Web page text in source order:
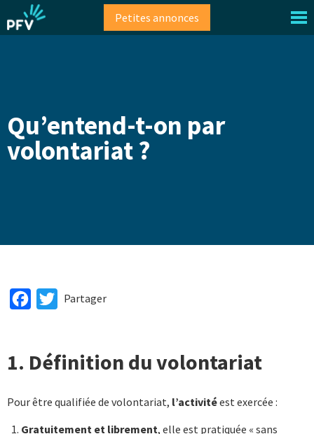
au
contenu
Petites annonces
Qu’entend-t-on par
volontariat ?
FacebookTwitter
Partager
1. Définition du volontariat
Pour être qualifiée de volontariat, l’activitéest exercée :
Gratuitement et librement, elle est pratiquée « sans